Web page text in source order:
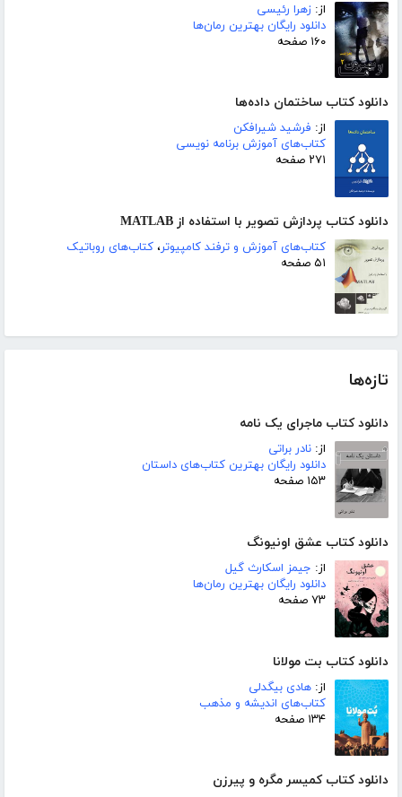
از: زهرا رئیسی
دانلود رایگان بهترین رمان‌ها
۱۶۰ صفحه
دانلود کتاب ساختمان داده‌ها
از: فرشید شیرافکن
کتاب‌های آموزش برنامه نویسی
۲۷۱ صفحه
دانلود کتاب پردازش تصویر با استفاده از MATLAB
کتاب‌های آموزش و ترفند کامپیوتر، کتاب‌های روباتیک
۵۱ صفحه
تازه‌ها
دانلود کتاب ماجرای یک نامه
از: نادر براتی
دانلود رایگان بهترین کتاب‌های داستان
۱۵۳ صفحه
دانلود کتاب عشق اونیونگ
از: جیمز اسکارث گیل
دانلود رایگان بهترین رمان‌ها
۷۳ صفحه
دانلود کتاب بت مولانا
از: هادی بیگدلی
کتاب‌های اندیشه و مذهب
۱۳۴ صفحه
دانلود کتاب کمیسر مگره و پیرزن